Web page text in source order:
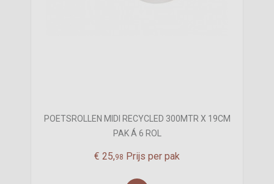
POETSROLLEN MIDI RECYCLED 300MTR X 19CM
PAK Á 6 ROL
€ 25,98 Prijs per pak